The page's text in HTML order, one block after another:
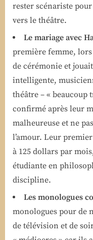
rester scénariste
vers le théâtre.
Le mariage avec
première femme, lors
de cérémonie et
intelligente,
théâtre – « beaucoup
confirmé après leur
malheureuse et ne
l’amour. Leur
à 125 dollars par
étudiante en
discipline.
Les monologues
monologues pour de
de télévision et de